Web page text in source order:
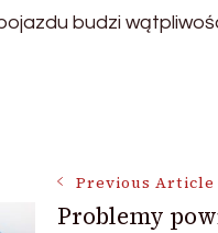
budzi
Previous Article
Problemy